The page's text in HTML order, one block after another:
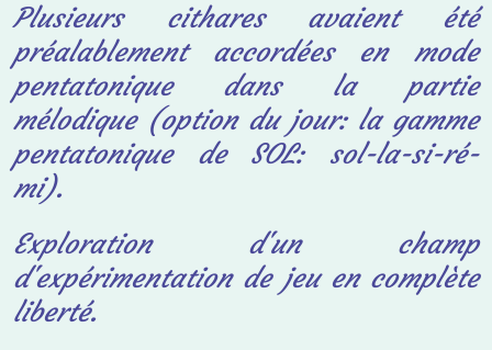
Plusieurs cithares avaient été
préalablement accordées en mode
pentatonique dans la partie
mélodique (option du jour: la gamme
pentatonique de SOL: sol-la-si-ré-
mi).
Exploration d'un champ
d'expérimentation de jeu en complète
liberté.